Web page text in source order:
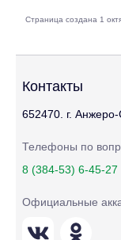
Страница создана 1
Контакты
652470. г.
Телефоны по
8 (384-53) 6-45-27
Официальные